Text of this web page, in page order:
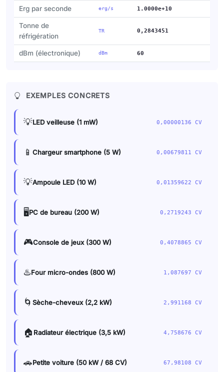
Erg par seconde erg/s 1.0000e+10
Tonne de
réfrigération
TR 0,2843451
dBm (électronique) dBm 60
EXEMPLES CONCRETS
💡LED veilleuse (1 mW) 0,00000136 CV
📱 Chargeur smartphone (5 W) 0,00679811 CV
💡Ampoule LED (10 W) 0,01359622 CV
🖥️PC de bureau (200 W) 0,2719243 CV
🎮Console de jeux (300 W) 0,4078865 CV
♨️Four micro-ondes (800 W) 1,087697 CV
🌀 Sèche-cheveux (2,2 kW) 2,991168 CV
🏠 Radiateur électrique (3,5 kW) 4,758676 CV
🚗Petite voiture (50 kW / 68 CV) 67,98108 CV